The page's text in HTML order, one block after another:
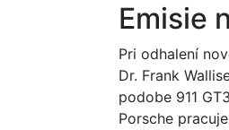
Emisie
Pri odhalení
Dr. Frank
podobe 911
Porsche